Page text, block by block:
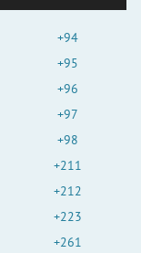
+94
+95
+96
+97
+98
+211
+212
+223
+261